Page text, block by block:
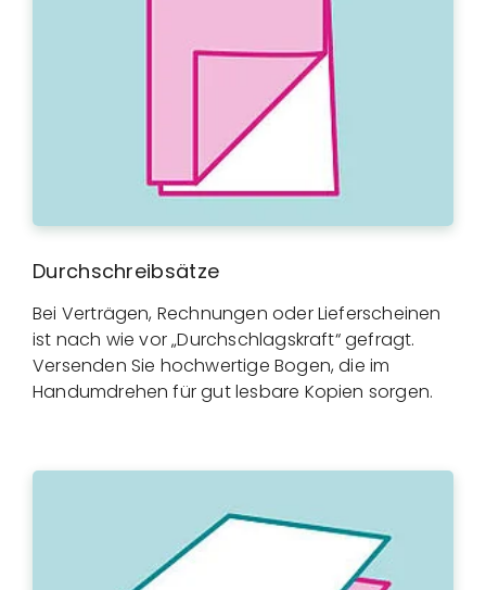
Durchschreibsätze
Bei Verträgen, Rechnungen oder Lieferscheinen
ist nach wie vor „Durchschlagskraft“ gefragt.
Versenden Sie hochwertige Bogen, die im
Handumdrehen für gut lesbare Kopien sorgen.